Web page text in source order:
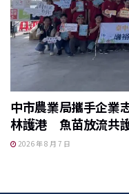
中市農業局攜手企
林護港 魚苗放流共
2026 年 8 月 7 日